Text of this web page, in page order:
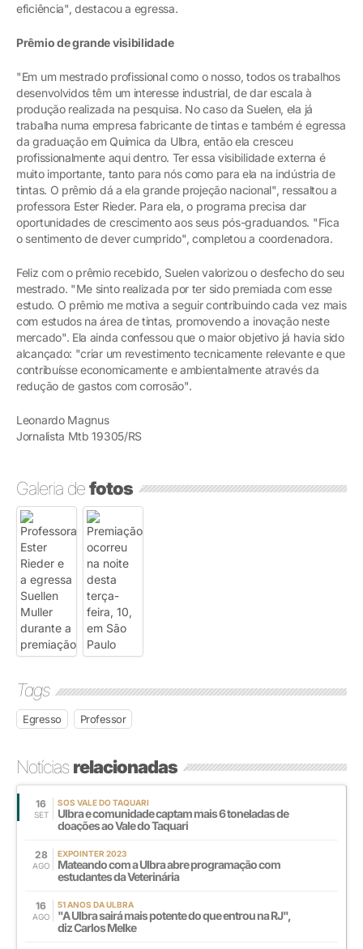
eficiência", destacou a egressa.
Prêmio de grande visibilidade
"Em um mestrado profissional como o nosso, todos os trabalhos
desenvolvidos têm um interesse industrial, de dar escala à
produção realizada na pesquisa. No caso da Suelen, ela já
trabalha numa empresa fabricante de tintas e também é egressa
da graduação em Química da Ulbra, então ela cresceu
profissionalmente aqui dentro. Ter essa visibilidade externa é
muito importante, tanto para nós como para ela na indústria de
tintas. O prêmio dá a ela grande projeção nacional", ressaltou a
professora Ester Rieder. Para ela, o programa precisa dar
oportunidades de crescimento aos seus pós-graduandos. "Fica
o sentimento de dever cumprido", completou a coordenadora.
Feliz com o prêmio recebido, Suelen valorizou o desfecho do seu
mestrado. "Me sinto realizada por ter sido premiada com esse
estudo. O prêmio me motiva a seguir contribuindo cada vez mais
com estudos na área de tintas, promovendo a inovação neste
mercado". Ela ainda confessou que o maior objetivo já havia sido
alcançado: "criar um revestimento tecnicamente relevante e que
contribuísse economicamente e ambientalmente através da
redução de gastos com corrosão".
Leonardo Magnus
Jornalista Mtb 19305/RS
Galeria defotos
Tags
Egresso Professor
Notíciasrelacionadas
16
SET
SOS VALE DO TAQUARI
Ulbra e comunidade captam mais 6 toneladas de
doações ao Vale do Taquari
28
AGO
EXPOINTER 2023
Mateando com a Ulbra abre programação com
estudantes da Veterinária
16
AGO
51 ANOS DA ULBRA
"A Ulbra sairá mais potente do que entrou na RJ",
diz Carlos Melke